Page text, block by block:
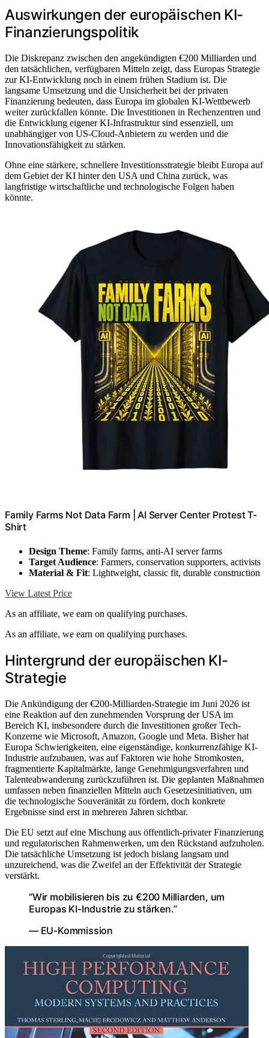
Auswirkungen der europäischen KI-
Finanzierungspolitik
Die Diskrepanz zwischen den angekündigten €200 Milliarden und
den tatsächlichen, verfügbaren Mitteln zeigt, dass Europas Strategie
zur KI-Entwicklung noch in einem frühen Stadium ist. Die
langsame Umsetzung und die Unsicherheit bei der privaten
Finanzierung bedeuten, dass Europa im globalen KI-Wettbewerb
weiter zurückfallen könnte. Die Investitionen in Rechenzentren und
die Entwicklung eigener KI-Infrastruktur sind essenziell, um
unabhängiger von US-Cloud-Anbietern zu werden und die
Innovationsfähigkeit zu stärken.
Ohne eine stärkere, schnellere Investitionsstrategie bleibt Europa auf
dem Gebiet der KI hinter den USA und China zurück, was
langfristige wirtschaftliche und technologische Folgen haben
könnte.
Family Farms Not Data Farm | AI Server Center Protest T-
Shirt
Design Theme: Family farms, anti-AI server farms
Target Audience: Farmers, conservation supporters, activists
Material & Fit: Lightweight, classic fit, durable construction
View Latest Price
As an affiliate, we earn on qualifying purchases.
As an affiliate, we earn on qualifying purchases.
Hintergrund der europäischen KI-
Strategie
Die Ankündigung der €200-Milliarden-Strategie im Juni 2026 ist
eine Reaktion auf den zunehmenden Vorsprung der USA im
Bereich KI, insbesondere durch die Investitionen großer Tech-
Konzerne wie Microsoft, Amazon, Google und Meta. Bisher hat
Europa Schwierigkeiten, eine eigenständige, konkurrenzfähige KI-
Industrie aufzubauen, was auf Faktoren wie hohe Stromkosten,
fragmentierte Kapitalmärkte, lange Genehmigungsverfahren und
Talenteabwanderung zurückzuführen ist. Die geplanten Maßnahmen
umfassen neben finanziellen Mitteln auch Gesetzesinitiativen, um
die technologische Souveränität zu fördern, doch konkrete
Ergebnisse sind erst in mehreren Jahren sichtbar.
Die EU setzt auf eine Mischung aus öffentlich-privater Finanzierung
und regulatorischen Rahmenwerken, um den Rückstand aufzuholen.
Die tatsächliche Umsetzung ist jedoch bislang langsam und
unzureichend, was die Zweifel an der Effektivität der Strategie
verstärkt.
“Wir mobilisieren bis zu €200 Milliarden, um
Europas KI-Industrie zu stärken.”
— EU-Kommission